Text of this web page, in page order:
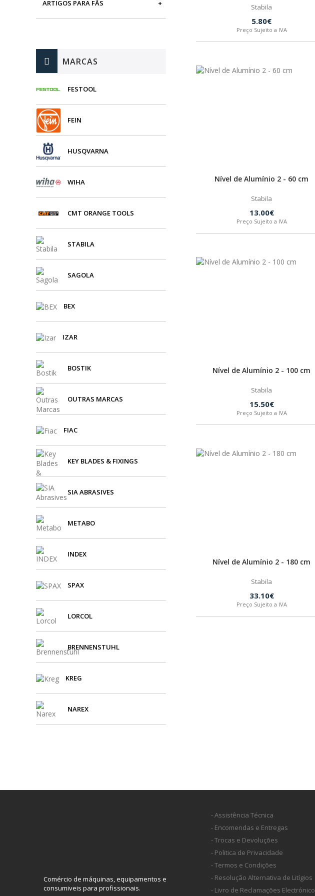
ARTIGOS PARA FÃS
MÁQUINAS DE BRINCAR
MARCAS
FESTOOL
FEIN
HUSQVARNA
WIHA
CMT ORANGE TOOLS
STABILA
SAGOLA
BEX
IZAR
BOSTIK
OUTRAS MARCAS
FIAC
KEY BLADES & FIXINGS
SIA ABRASIVES
METABO
INDEX
SPAX
LORCOL
BRENNENSTUHL
KREG
NAREX
Stabila
5.80€
Preço Sujeito a IVA
Nível de Alumínio 2 - 60 cm
Stabila
13.00€
Preço Sujeito a IVA
Nível de Alumínio 2 - 100 cm
Stabila
15.50€
Preço Sujeito a IVA
Nível de Alumínio 2 - 180 cm
Stabila
33.10€
Preço Sujeito a IVA
Comércio de máquinas, equipamentos e
consumiveis para profissionais.
- Assistência Técnica
- Encomendas e Entregas
- Trocas e Devoluções
- Politica de Privacidade
- Termos e Condições
- Resolução Alternativa de Litígios
- Livro de Reclamações Electrónico